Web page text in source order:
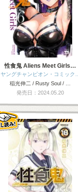
性食鬼 Aliens Meet Girls…
ヤングチャンピオン・コミック…
稲光伸二 / Rusty Soul / …
発売日：2024.05.20